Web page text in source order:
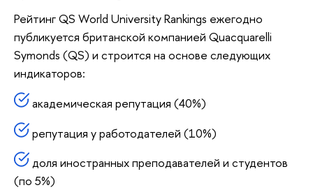
Рейтинг QS World University Rankings ежегодно
публикуется британской компанией Quacquarelli
Symonds (QS) и строится на основе следующих
индикаторов:
академическая репутация (40%)
репутация у работодателей (10%)
доля иностранных преподавателей и студентов
(по 5%)